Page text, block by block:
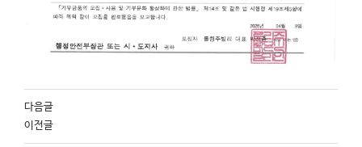
다음글
이전글